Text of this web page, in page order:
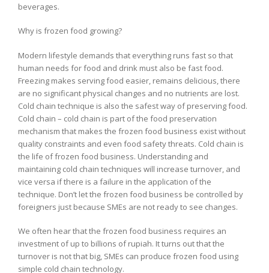
beverages.
Why is frozen food growing?
Modern lifestyle demands that everything runs fast so that
human needs for food and drink must also be fast food.
Freezing makes serving food easier, remains delicious, there
are no significant physical changes and no nutrients are lost.
Cold chain technique is also the safest way of preserving food.
Cold chain – cold chain is part of the food preservation
mechanism that makes the frozen food business exist without
quality constraints and even food safety threats. Cold chain is
the life of frozen food business. Understanding and
maintaining cold chain techniques will increase turnover, and
vice versa if there is a failure in the application of the
technique. Don’t let the frozen food business be controlled by
foreigners just because SMEs are not ready to see changes.
We often hear that the frozen food business requires an
investment of up to billions of rupiah. It turns out that the
turnover is not that big, SMEs can produce frozen food using
simple cold chain technology.